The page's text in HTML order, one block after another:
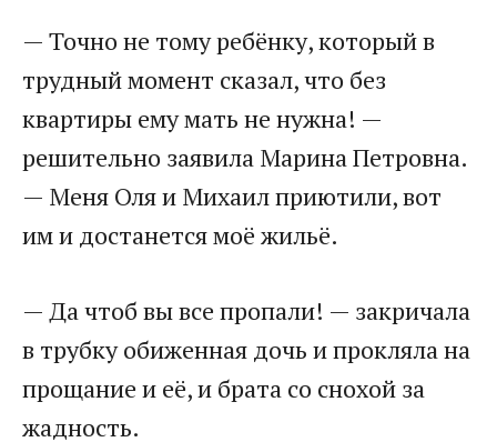
— Точно не тому ребёнку, который в
трудный момент сказал, что без
квартиры ему мать не нужна! —
решительно заявила Марина Петровна.
— Меня Оля и Михаил приютили, вот
им и достанется моё жильё.
— Да чтоб вы все пропали! — закричала
в трубку обиженная дочь и прокляла на
прощание и её, и брата со снохой за
жадность.